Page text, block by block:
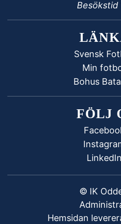
Besökstid
Svensk
Min
Bohus
FÖLJ
© IK
Hemsidan